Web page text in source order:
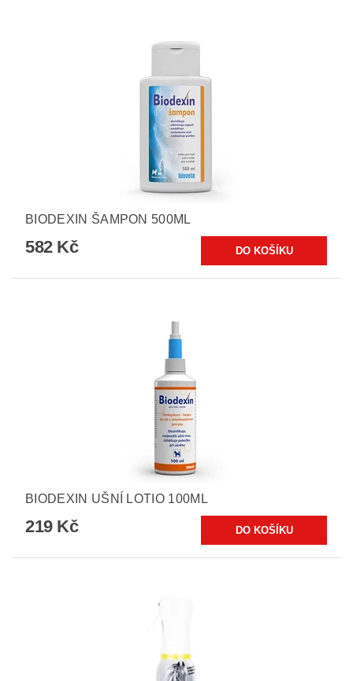
BIODEXIN ŠAMPON 500ML
582 Kč
BIODEXIN UŠNÍ LOTIO 100ML
219 Kč